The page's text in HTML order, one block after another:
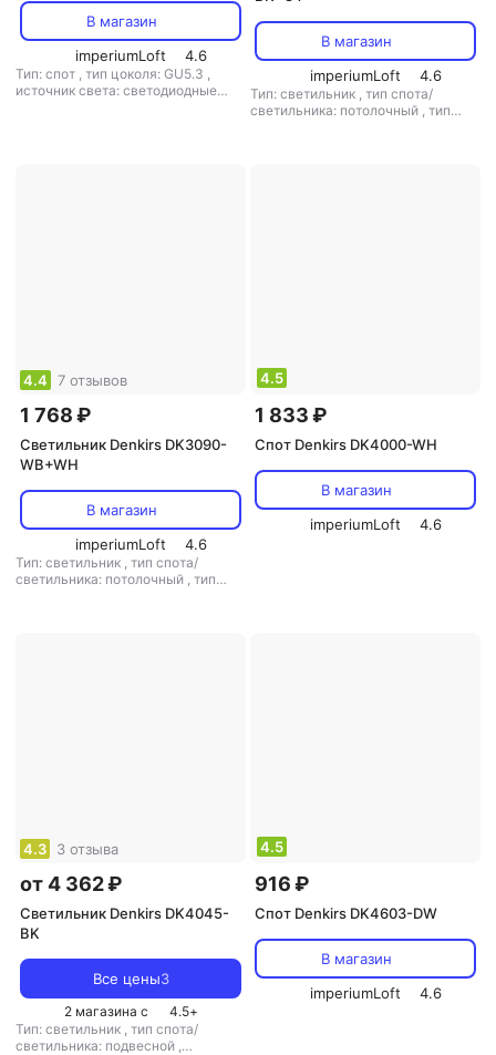
В магазин
imperiumLoft
4.6
Тип: спот , тип цоколя: GU5.3 ,
источник света: светодиодные
В магазин
imperiumLoft
4.6
Тип: светильник , тип спота/
светильника: потолочный , тип
4.4 7 отзывов
1 768 ₽
Светильник Denkirs DK3090-
WB+WH
В магазин
imperiumLoft
4.6
Тип: светильник , тип спота/
светильника: потолочный , тип
4.5
1 833 ₽
Спот Denkirs DK4000-WH
В магазин
imperiumLoft
4.6
4.3 3 отзыва
от 4 362 ₽
Светильник Denkirs DK4045-
BK
Все цены3
2 магазина с 4.5+
Тип: светильник , тип спота/
светильника: подвесной ,
4.5
916 ₽
Спот Denkirs DK4603-DW
В магазин
imperiumLoft
4.6